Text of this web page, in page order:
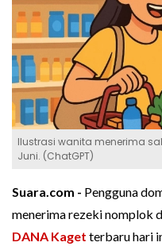
Ilustrasi wanita menerima
Juni. (ChatGPT)
Suara.com - Pengguna
menerima rezeki nomplok
DANA Kaget terbaru hari